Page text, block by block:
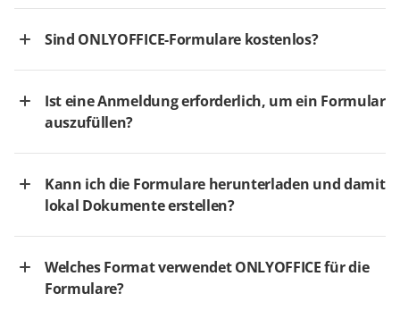
Sind ONLYOFFICE-Formulare kostenlos?
Ist eine Anmeldung erforderlich, um ein Formular
auszufüllen?
Kann ich die Formulare herunterladen und damit
lokal Dokumente erstellen?
Welches Format verwendet ONLYOFFICE für die
Formulare?